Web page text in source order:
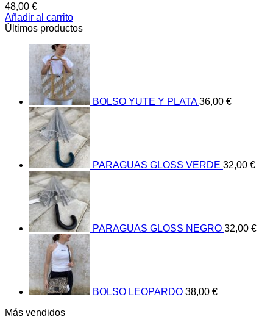
48,00 €
Añadir al carrito
Últimos productos
BOLSO YUTE Y PLATA 36,00 €
PARAGUAS GLOSS VERDE 32,00 €
PARAGUAS GLOSS NEGRO 32,00 €
BOLSO LEOPARDO 38,00 €
Más vendidos